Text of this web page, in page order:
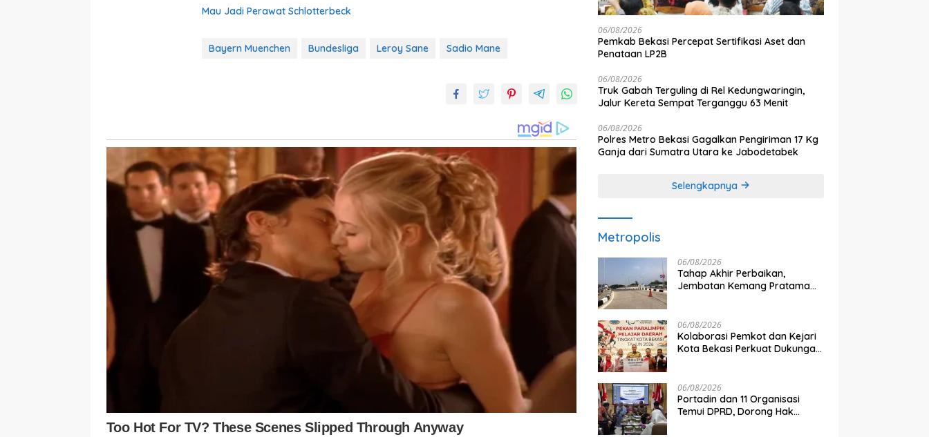
Mau Jadi Perawat Schlotterbeck
Bayern Muenchen Bundesliga Leroy Sane Sadio Mane
06/08/2026
Pemkab Bekasi Percepat Sertifikasi Aset dan
Penataan LP2B
06/08/2026
Truk Gabah Terguling di Rel Kedungwaringin,
Jalur Kereta Sempat Terganggu 63 Menit
06/08/2026
Polres Metro Bekasi Gagalkan Pengiriman 17 Kg
Ganja dari Sumatra Utara ke Jabodetabek
Selengkapnya
Metropolis
06/08/2026
Tahap Akhir Perbaikan,
Jembatan Kemang Pratama
06/08/2026
Kolaborasi Pemkot dan Kejari
Kota Bekasi Perkuat Dukungan
06/08/2026
Portadin dan 11 Organisasi
Temui DPRD, Dorong Hak